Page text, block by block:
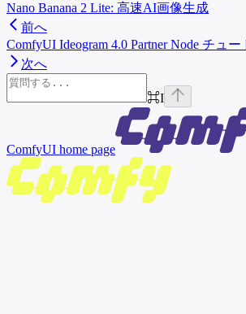
Nano Banana 2 Lite: 高速AI画像生成
前へ
ComfyUI Ideogram 4.0 Partner Node チュ
次へ
⌘I
ComfyUI home page